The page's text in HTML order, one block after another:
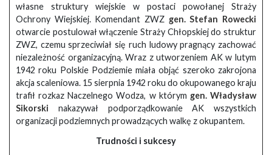
własne struktury wiejskie w postaci powołanej Straży
Ochrony Wiejskiej. Komendant ZWZ gen. Stefan Rowecki
otwarcie postulował włączenie Straży Chłopskiej do struktur
ZWZ, czemu sprzeciwiał się ruch ludowy pragnący zachować
niezależność organizacyjną. Wraz z utworzeniem AK w lutym
1942 roku Polskie Podziemie miała objąć szeroko zakrojona
akcja scaleniowa. 15 sierpnia 1942 roku do okupowanego kraju
trafił rozkaz Naczelnego Wodza, w którym gen. Władysław
Sikorski nakazywał podporządkowanie AK wszystkich
organizacji podziemnych prowadzących walkę z okupantem.
Trudności i sukcesy